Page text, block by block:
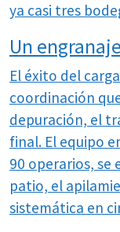
ya casi tres
Un
El éxito del
coordinación
depuración, el
final. El equipo
90 operarios, se
patio, el
sistemática en